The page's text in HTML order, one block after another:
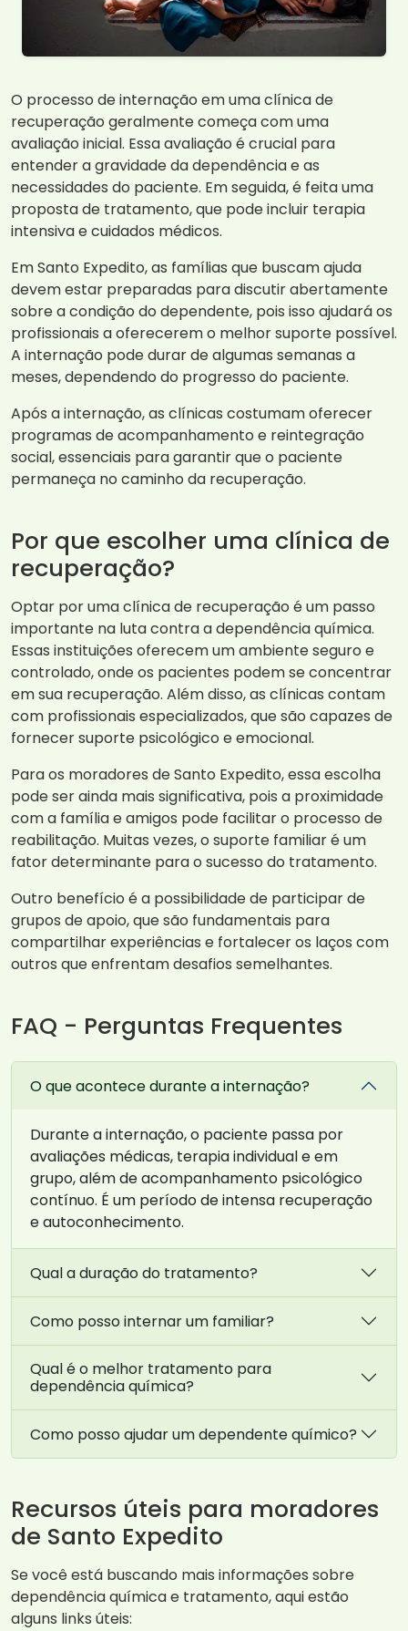
O processo de internação em uma clínica de
recuperação geralmente começa com uma
avaliação inicial. Essa avaliação é crucial para
entender a gravidade da dependência e as
necessidades do paciente. Em seguida, é feita uma
proposta de tratamento, que pode incluir terapia
intensiva e cuidados médicos.
Em Santo Expedito, as famílias que buscam ajuda
devem estar preparadas para discutir abertamente
sobre a condição do dependente, pois isso ajudará os
profissionais a oferecerem o melhor suporte possível.
A internação pode durar de algumas semanas a
meses, dependendo do progresso do paciente.
Após a internação, as clínicas costumam oferecer
programas de acompanhamento e reintegração
social, essenciais para garantir que o paciente
permaneça no caminho da recuperação.
Por que escolher uma clínica de
recuperação?
Optar por uma clínica de recuperação é um passo
importante na luta contra a dependência química.
Essas instituições oferecem um ambiente seguro e
controlado, onde os pacientes podem se concentrar
em sua recuperação. Além disso, as clínicas contam
com profissionais especializados, que são capazes de
fornecer suporte psicológico e emocional.
Para os moradores de Santo Expedito, essa escolha
pode ser ainda mais significativa, pois a proximidade
com a família e amigos pode facilitar o processo de
reabilitação. Muitas vezes, o suporte familiar é um
fator determinante para o sucesso do tratamento.
Outro benefício é a possibilidade de participar de
grupos de apoio, que são fundamentais para
compartilhar experiências e fortalecer os laços com
outros que enfrentam desafios semelhantes.
FAQ - Perguntas Frequentes
O que acontece durante a internação?
Durante a internação, o paciente passa por
avaliações médicas, terapia individual e em
grupo, além de acompanhamento psicológico
contínuo. É um período de intensa recuperação
e autoconhecimento.
Qual a duração do tratamento?
Como posso internar um familiar?
Qual é o melhor tratamento para
dependência química?
Como posso ajudar um dependente químico?
Recursos úteis para moradores
de Santo Expedito
Se você está buscando mais informações sobre
dependência química e tratamento, aqui estão
alguns links úteis: